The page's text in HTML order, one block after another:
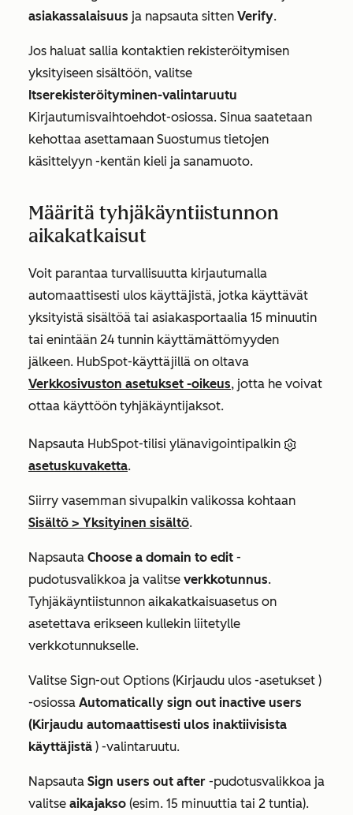
asiakassalaisuus ja napsauta sitten Verify.
Jos haluat sallia kontaktien rekisteröitymisen
yksityiseen sisältöön, valitse
Itserekisteröityminen-valintaruutu
Kirjautumisvaihtoehdot-osiossa. Sinua saatetaan
kehottaa asettamaan Suostumus tietojen
käsittelyyn -kentän kieli ja sanamuoto.
Määritä tyhjäkäyntiistunnon
aikakatkaisut
Voit parantaa turvallisuutta kirjautumalla
automaattisesti ulos käyttäjistä, jotka käyttävät
yksityistä sisältöä tai asiakasportaalia 15 minuutin
tai enintään 24 tunnin käyttämättömyyden
jälkeen. HubSpot-käyttäjillä on oltava
Verkkosivuston asetukset -oikeus, jotta he voivat
ottaa käyttöön tyhjäkäyntijaksot.
Napsauta HubSpot-tilisi ylänavigointipalkin
asetuskuvaketta.
Siirry vasemman sivupalkin valikossa kohtaan
Sisältö > Yksityinen sisältö.
Napsauta Choose a domain to edit -
pudotusvalikkoa ja valitse verkkotunnus.
Tyhjäkäyntiistunnon aikakatkaisuasetus on
asetettava erikseen kullekin liitetylle
verkkotunnukselle.
Valitse Sign-out Options (Kirjaudu ulos -asetukset )
-osiossa Automatically sign out inactive users
(Kirjaudu automaattisesti ulos inaktiivisista
käyttäjistä ) -valintaruutu.
Napsauta Sign users out after -pudotusvalikkoa ja
valitse aikajakso (esim. 15 minuuttia tai 2 tuntia).